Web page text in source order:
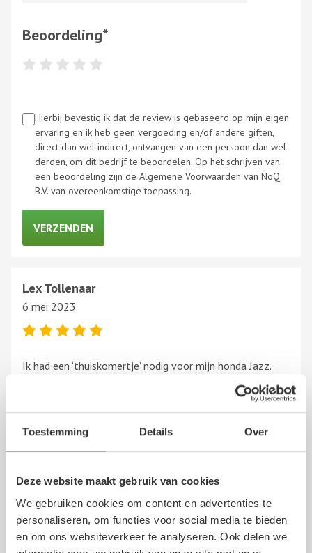
Toestemming Details Over
Deze website maakt gebruik van cookies
We gebruiken cookies om content en advertenties te
personaliseren, om functies voor social media te bieden
en om ons websiteverkeer te analyseren. Ook delen we
Beoordeling*
Hierbij bevestig ik dat de review is gebaseerd op mijn eigen
ervaring en ik heb geen vergoeding en/of andere giften,
direct dan wel indirect, ontvangen van een persoon dan wel
derden, om dit bedrijf te beoordelen. Op het schrijven van
een beoordeling zijn de Algemene Voorwaarden van NoQ
B.V. van overeenkomstige toepassing.
Lex Tollenaar
6 mei 2023
Ik had een ‘thuiskomertje’ nodig voor mijn honda Jazz.
Voor de helft van de nieuwwaarde gevonden bij R.
Klomp. Binnen twee dagen in huis! Keurig te volgen via
Toon meer
Lukasz
3 juli 2020